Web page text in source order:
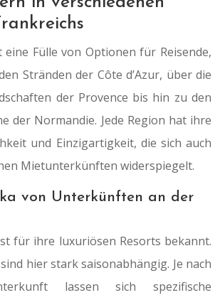
eine Fülle von Optionen für Reisende,
Stränden der Côte d’Azur, über die
der Provence bis hin zu den
der Normandie. Jede Region hat ihre
und Einzigartigkeit, die sich auch
Mietunterkünften widerspiegelt.
von Unterkünften an der
für ihre luxuriösen Resorts bekannt.
hier stark saisonabhängig. Je nach
lassen sich spezifische